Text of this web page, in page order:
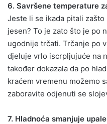
6. Savršene temperature
Jeste li se ikada pitali
jesen? To je zato što je po
ugodnije trčati. Trčanje po
djeluje vrlo iscrpljujuće na
također dokazala da po
kraćem vremenu možemo
zaboravite odjenuti se
7. Hladnoća smanjuje